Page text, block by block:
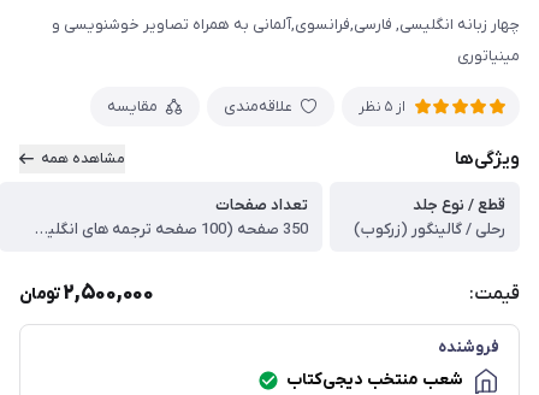
چهار زبانه انگلیسی, فارسی,فرانسوی,آلمانی به همراه تصاویر خوشنویسی و
مینیاتوری
از5 نظر علاقه‌مندی مقایسه
ویژگی‌ها مشاهده همه
قطع / نوع جلد
رحلی / گالینگور (زرکوب)
تعداد صفحات
350 صفحه (100 صفحه ترجمه های انگلیسی,آلمانی,فرانسوی)
قیمت: 2,500,000تومان
فروشنده
شعب منتخب دیجی‌کتاب